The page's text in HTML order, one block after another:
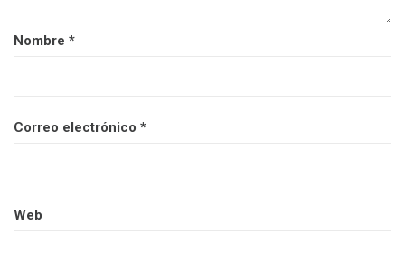
Nombre *
Correo electrónico *
Web